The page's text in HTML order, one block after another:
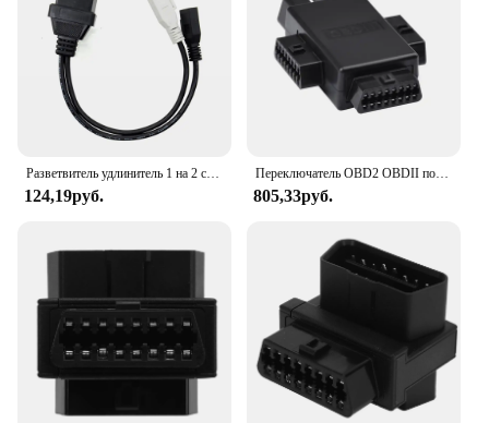
124,19руб.
Переключатель OBD2 OBDII полный 16 Pin, 1 на 3 OBD кабель сплиттер Swtich конвертер адаптер для диагностического удлинителя
805,33руб.